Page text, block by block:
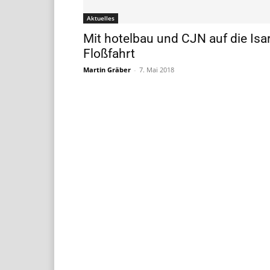
Aktuelles
Mit hotelbau und CJN auf die
Floßfahrt
Martin Gräber - 7. Mai 2018